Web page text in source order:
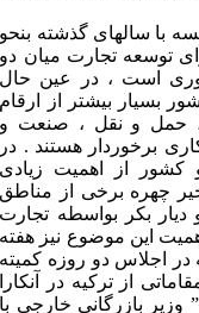
با سالهای گذشته بنحو
توسعه تجارت میان دو
است ، در عین حال
بسیار بیشتر از ارقام
، حمل و نقل ، صنعت و
برخوردار هستند . در
کشور از اهمیت زیادی
چهره برخی از مناطق
بکر بواسطه تجارت
این موضوع نیز هفته
اجلاس دو روزه کمیته
از ترکیه در آنکارا
بازرگانی خارجی با